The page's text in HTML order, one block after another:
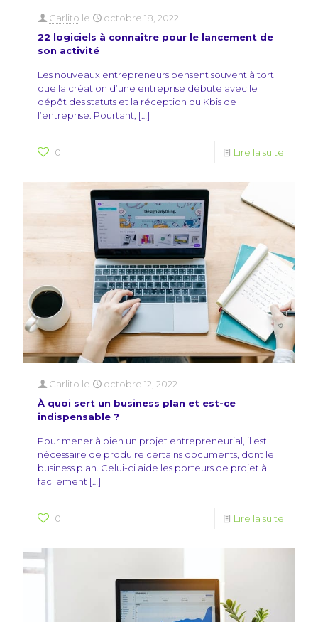
Carlito le
octobre 18, 2022
22 logiciels à connaître pour le lancement de
son activité
Les nouveaux entrepreneurs pensent souvent à tort
que la création d’une entreprise débute avec le
dépôt des statuts et la réception du Kbis de
l’entreprise. Pourtant, […]
0 Lire la suite
Carlito le
octobre 12, 2022
À quoi sert un business plan et est-ce
indispensable ?
Pour mener à bien un projet entrepreneurial, il est
nécessaire de produire certains documents, dont le
business plan. Celui-ci aide les porteurs de projet à
facilement […]
0 Lire la suite